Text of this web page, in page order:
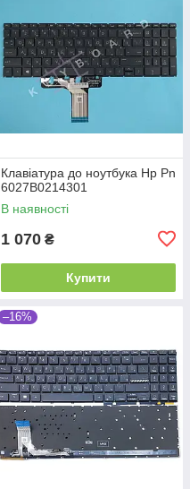
Клавіатура до ноутбука Hp Pn
6027B0214301
В наявності
1 070 ₴
Купити
–16%